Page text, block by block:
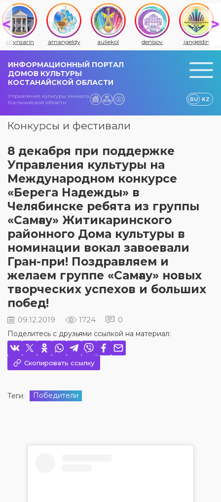
altynsarin amangeldy auliekol denisov jangeldin
ИНФОРМАЦИОННЫЙ ПОРТАЛ
ДОМОВ КУЛЬТУРЫ
КОСТАНАЙСКОЙ ОБЛАСТИ
Управления культуры акимата
Костанайской области
RU KZ
Конкурсы и фестивали
8 декабря при поддержке
Управления культуры на
Международном конкурсе
«Берега Надежды» в
Челябинске ребята из группы
«Самғау» Житикаринского
районного Дома культуры в
номинации вокал завоевали
Гран-при! Поздравляем и
желаем группе «Самғау» новых
творческих успехов и больших
побед!
09.12.2019 1724 0
Поделитесь с друзьями ссылкой на материал:
Скопировать ссылку
Теги: Победители